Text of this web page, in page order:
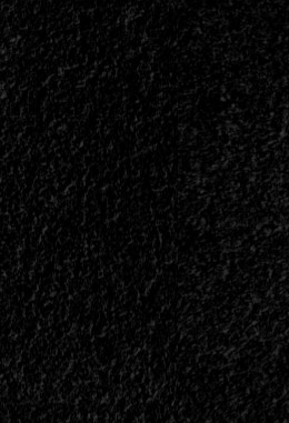
con
Innerwish<span>
</span>
</small>
<div>“Creo
Que
Estamos
Viviendo
Peor
Período
De
La
Historia
De
La
Humanidad
Desde